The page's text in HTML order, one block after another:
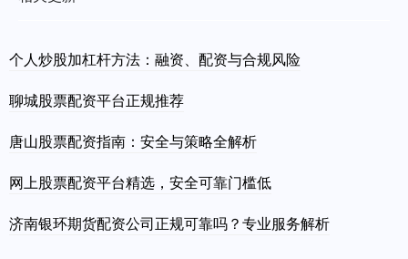
个人炒股加杠杆方法：融资、配资与合规风险
聊城股票配资平台正规推荐
唐山股票配资指南：安全与策略全解析
网上股票配资平台精选，安全可靠门槛低
济南银环期货配资公司正规可靠吗？专业服务解析